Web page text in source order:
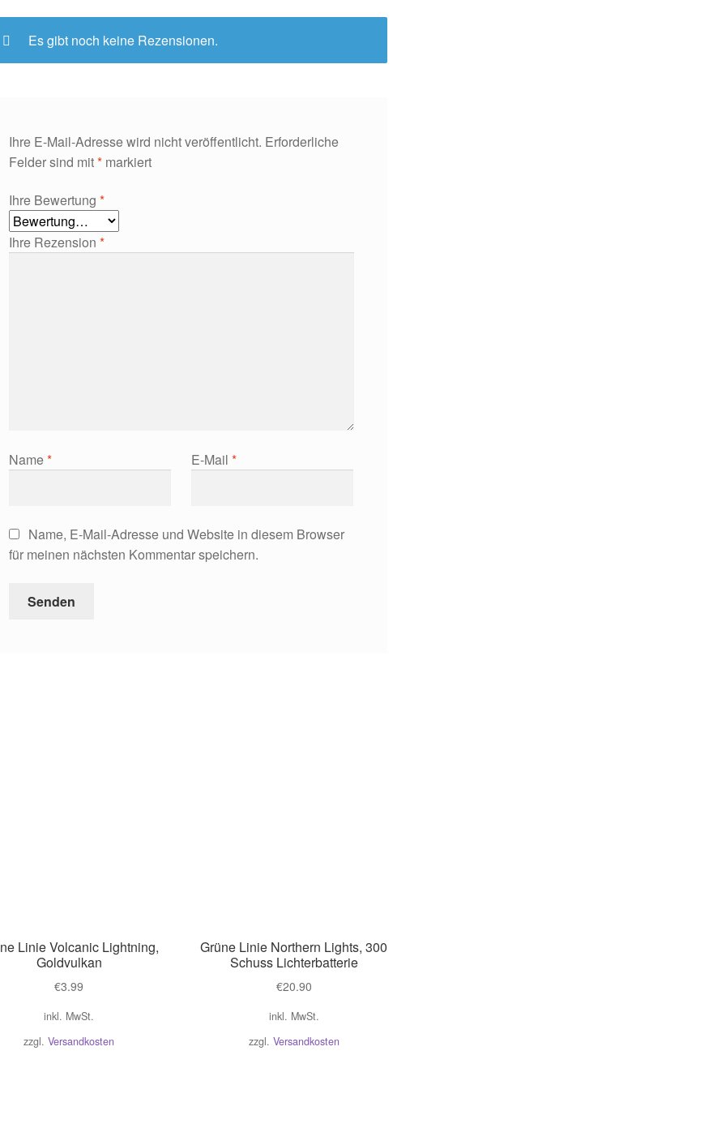
Es gibt noch keine Rezensionen.
Ihre E-Mail-Adresse wird nicht veröffentlicht. Erforderliche
Felder sind mit* markiert
Ihre Bewertung*
Ihre Rezension*
Name* E-Mail*
Name, E-Mail-Adresse und Website in diesem Browser
für meinen nächsten Kommentar speichern.
Linie Volcanic Lightning,
Goldvulkan
€3.99
inkl. MwSt.
zzgl.Versandkosten
Grüne Linie Northern Lights, 300
Schuss Lichterbatterie
€20.90
inkl. MwSt.
zzgl. Versandkosten